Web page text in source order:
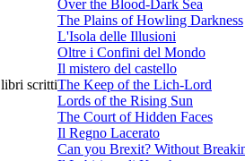
libri scritti
Over the Blood-Dark Sea
The Plains of Howling Darkness
L'Isola delle Illusioni
Oltre i Confini del Mondo
Il mistero del castello
The Keep of the Lich-Lord
Lords of the Rising Sun
The Court of Hidden Faces
Il Regno Lacerato
Can you Brexit? Without